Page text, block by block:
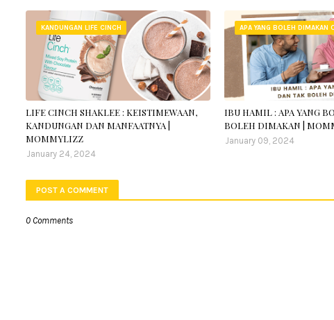
KANDUNGAN LIFE CINCH
LIFE CINCH SHAKLEE : KEISTIMEWAAN,
KANDUNGAN DAN MANFAATNYA |
MOMMYLIZZ
January 24, 2024
APA YANG BOLEH DIMAKAN
IBU HAMIL : APA YANG
BOLEH DIMAKAN |
January 09, 2024
POST A COMMENT
0 Comments